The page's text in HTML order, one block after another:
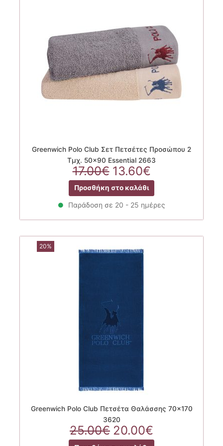
Greenwich Polo Club Σετ Πετσέτες Προσώπου 2
Τμχ. 50×90 Essential 2663
17.00€ Original
price
was:
17.00€.
13.60€Η
τρέχουσα
τιμή
είναι:
Προσθήκη στο καλάθι
Παράδοση σε 20 - 25 ημέρες
20%
Greenwich Polo Club Πετσέτα Θαλάσσης 70×170
3620
25.00€ Original
price
20.00€
τρέχουσα